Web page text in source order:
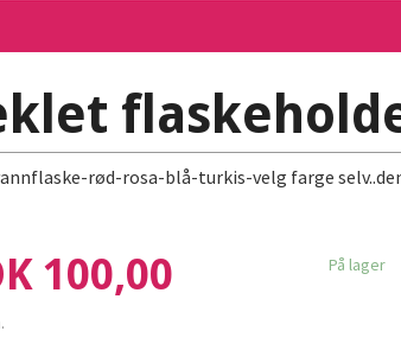
rød-rosa-blå-turkis-velg farge
100,00 På lager